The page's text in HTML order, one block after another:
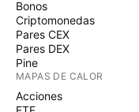
Bonos
Criptomonedas
Pares CEX
Pares DEX
Pine
MAPAS DE CALOR
Acciones